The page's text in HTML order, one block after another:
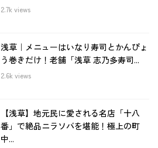
2.7k views
浅草｜メニューはいなり寿司とかんぴょ
う巻きだけ！老舗「浅草 志乃多寿司...
2.6k views
【浅草】地元民に愛される名店「十八
番」で絶品ニラソバを堪能！極上の町
中...